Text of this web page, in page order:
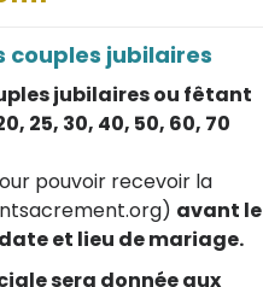
couples jubilaires
jubilaires ou fêtant
25, 30, 40, 50, 60, 70
pouvoir recevoir la
avant le
et lieu de mariage.
sera donnée aux